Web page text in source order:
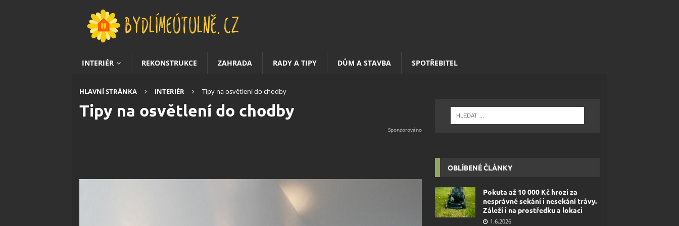
INTERIÉR REKONSTRUKCE ZAHRADA RADY A TIPY DŮM A STAVBA SPOTŘEBITEL
HLAVNÍ STRÁNKA INTERIÉR Tipy na osvětlení do chodby
Tipy na osvětlení do chodby
OBLÍBENÉ ČLÁNKY
Pokuta až 10 000 Kč hrozí za
nesprávné sekání i nesekání trávy.
Záleží i na prostředku a lokaci
1.6.2026